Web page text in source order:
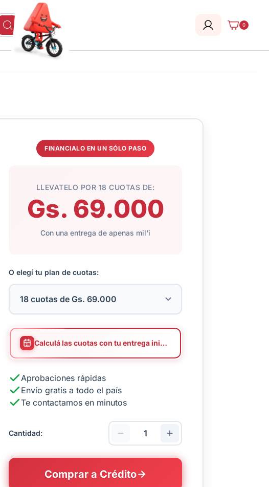
0
FINANCIALO EN UN SÓLO PASO
LLEVATELO POR 18 CUOTAS DE:
Gs. 69.000
Con una entrega de apenas mil'i
O elegí tu plan de cuotas:
Calculá las cuotas con tu entrega inicial
Aprobaciones rápidas
Envío gratis a todo el país
Te contactamos en minutos
Cantidad:
Comprar a Crédito